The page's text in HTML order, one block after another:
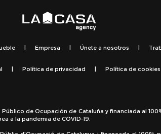
| Empresa | Únete a nosotros |
| Política de privacidad | Política de cookies
de Ocupación de Cataluña y financiada al
a la pandemia de COVID-19.